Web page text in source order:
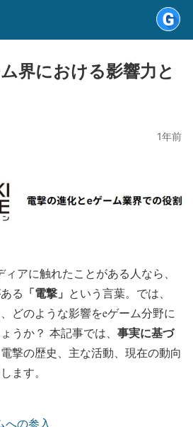
界における影響力と
1年前
アに触れたことがある人なら、
る 「電撃」 という言葉。 では、
どのような影響をeゲーム分野に
うか？ 本記事では、 事実に基づ
電撃の歴史、主な活動、現在の動向
ます。
への参入